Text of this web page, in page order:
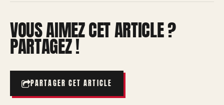
VOUS AIMEZ CET ARTICLE ?
PARTAGEZ !
PARTAGER CET ARTICLE